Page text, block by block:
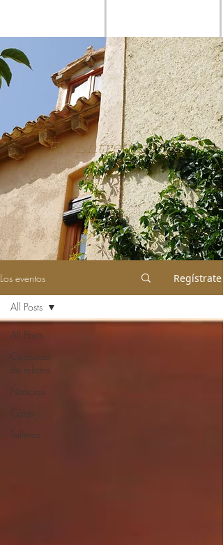
En Entretierras
Los eventos Regístrate
All Posts
Concurso
de relatos
Noticias
Catas
Talleres
All Posts